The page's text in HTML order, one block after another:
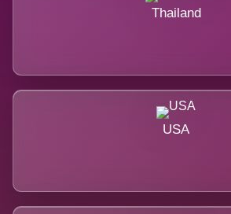
Thailand
USA